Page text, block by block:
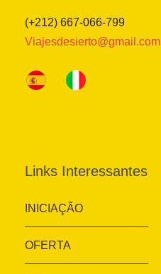
(+212) 667-066-799
Viajesdesierto@gmail.com
Links Interessantes
INICIAÇÃO
OFERTA